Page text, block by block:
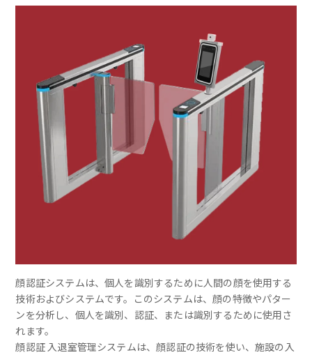
顔認証システムは、個人を識別するために人間の顔を使用する
技術およびシステムです。このシステムは、顔の特徴やパター
ンを分析し、個人を識別、認証、または識別するために使用さ
れます。
顔認証 入退室管理システムは、顔認証の技術を使い、施設の入